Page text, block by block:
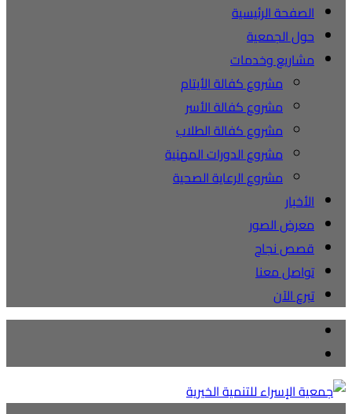
الصفحة الرئيسية
حول الجمعية
مشاريع وخدمات
مشروع كفالة الأيتام
مشروع كفالة الأسر
مشروع كفالة الطلاب
مشروع الدورات المهنية
مشروع الرعاية الصحية
الأخبار
معرض الصور
قصص نجاح
تواصل معنا
تبرع الآن